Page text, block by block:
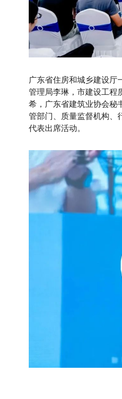
广东省住房和城乡建设厅
管理局李琳，市建设工程
希，广东省建筑业协会秘
管部门、质量监督机构、
代表出席活动。